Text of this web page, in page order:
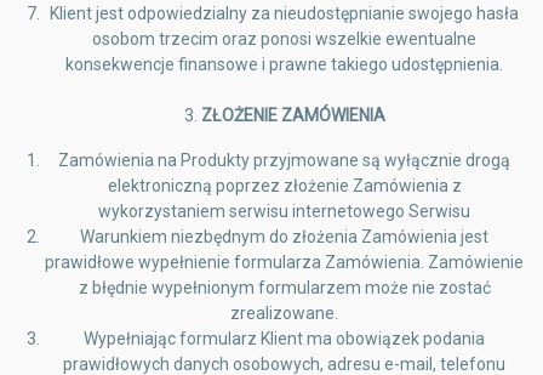
Klient jest odpowiedzialny za nieudostępnianie swojego hasła
osobom trzecim oraz ponosi wszelkie ewentualne
konsekwencje finansowe i prawne takiego udostępnienia.
3. ZŁOŻENIE ZAMÓWIENIA
Zamówienia na Produkty przyjmowane są wyłącznie drogą
elektroniczną poprzez złożenie Zamówienia z
wykorzystaniem serwisu internetowego Serwisu
Warunkiem niezbędnym do złożenia Zamówienia jest
prawidłowe wypełnienie formularza Zamówienia. Zamówienie
z błędnie wypełnionym formularzem może nie zostać
zrealizowane.
Wypełniając formularz Klient ma obowiązek podania
prawidłowych danych osobowych, adresu e-mail, telefonu